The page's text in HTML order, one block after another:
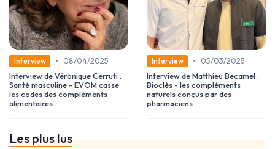
Interview •
08/04/2025
Interview de Véronique Cerruti :
Santé masculine - EVOM casse
les codes des compléments
alimentaires
Interview •
05/03/2025
Interview de Matthieu Becamel :
Bioclès - les compléments
naturels conçus par des
pharmaciens
Les plus lus